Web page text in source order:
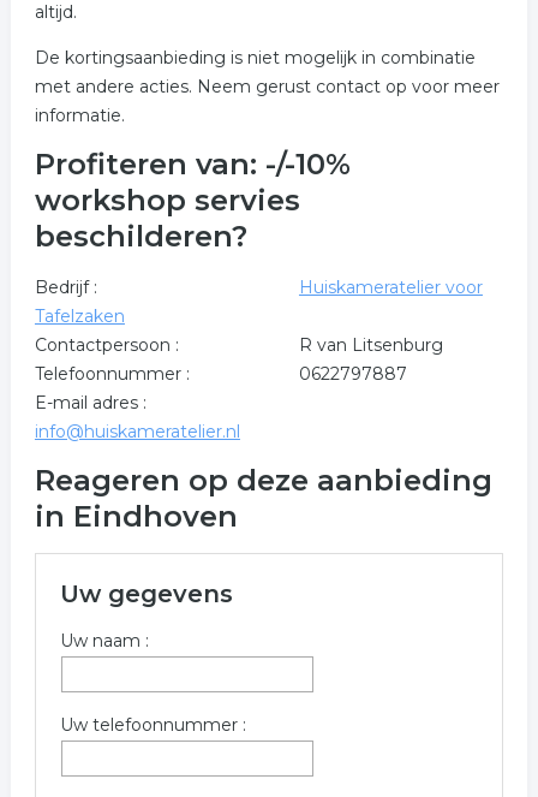
altijd.
De kortingsaanbieding is niet mogelijk in combinatie
met andere acties. Neem gerust contact op voor meer
informatie.
Profiteren van: -/-10%
workshop servies
beschilderen?
Bedrijf :
Huiskameratelier voor
Tafelzaken
Contactpersoon :
R van Litsenburg
Telefoonnummer :
0622797887
E-mail adres :
info@huiskameratelier.nl
Reageren op deze aanbieding
in Eindhoven
Uw gegevens
Uw naam :
Uw telefoonnummer :